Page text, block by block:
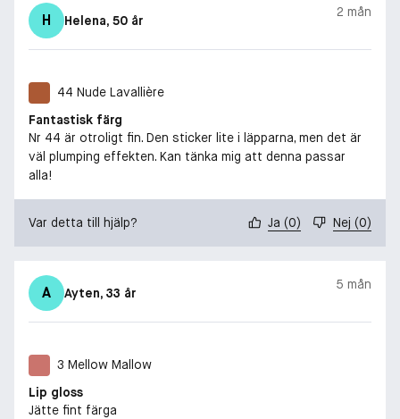
H Helena, 50 år
2 mån
44 Nude Lavallière
Fantastisk färg
Nr 44 är otroligt fin. Den sticker lite i läpparna, men det är
väl plumping effekten. Kan tänka mig att denna passar
alla!
Var detta till hjälp? Ja (0) Nej (0)
A Ayten, 33 år
5 mån
3 Mellow Mallow
Lip gloss
Jätte fint färga